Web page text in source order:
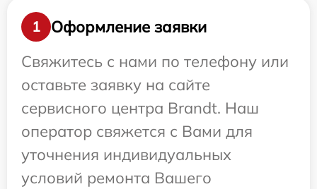
1
Оформление заявки
Свяжитесь с нами по телефону или
оставьте заявку на сайте
сервисного центра Brandt. Наш
оператор свяжется с Вами для
уточнения индивидуальных
условий ремонта Вашего